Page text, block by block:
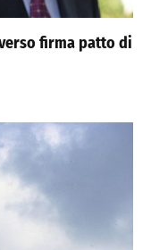
firma patto di